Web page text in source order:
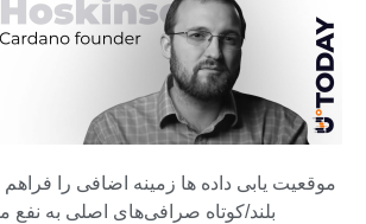
موقعیت یابی داده ها زمینه اضافی را
بلند/کوتاه صرافی‌های اصلی به